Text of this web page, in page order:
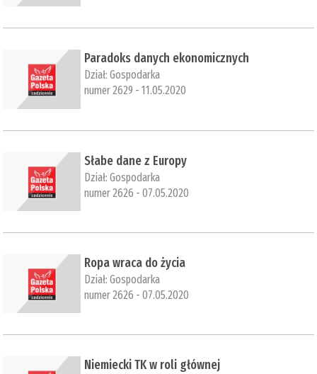
​Paradoks danych ekonomicznych
Dział:Gospodarka
numer 2629 - 11.05.2020
​Słabe dane z Europy
Dział:Gospodarka
numer 2626 - 07.05.2020
​Ropa wraca do życia
Dział:Gospodarka
numer 2626 - 07.05.2020
​Niemiecki TK w roli głównej